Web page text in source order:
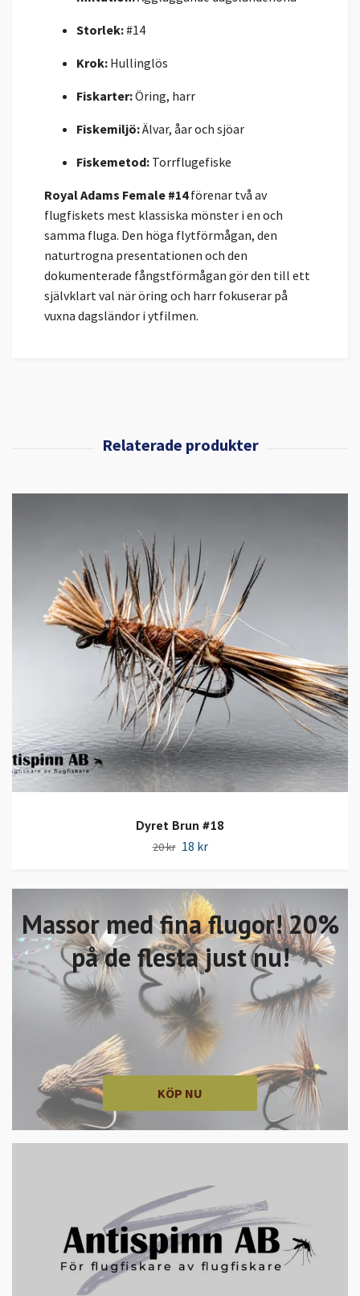
Massor med fina flugor! 20%
på de flesta just nu!
KÖP NU
Storlek:#14
Krok: Hullinglös
Fiskarter:Öring, harr
Fiskemiljö:Älvar, åar och sjöar
Fiskemetod: Torrflugefiske
Royal Adams Female #14förenar två av
flugfiskets mest klassiska mönster i en och
samma fluga. Den höga flytförmågan, den
naturtrogna presentationen och den
dokumenterade fångstförmågan gör den till ett
självklart val när öring och harr fokuserar på
vuxna dagsländor i ytfilmen.
Dyret Brun #18
20 kr 18 kr